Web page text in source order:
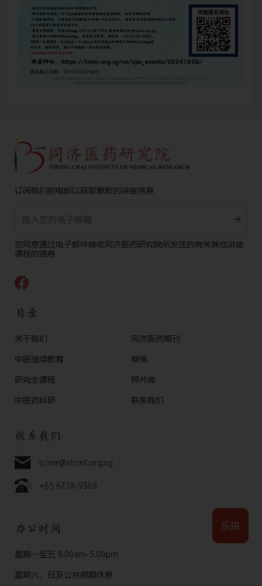
订阅我们的电邮以获取最新的讲座信息
Alternative:
您同意通过电子邮件接收同济医药研究院所发送的有关其他讲座
课程的信息
目录
关于我们
中医继续教育
研究生课程
中医药科研
同济医药期刊
幕捐
照片库
联系我们
联系我们
tcimr@stcmi.org.sg
+65 6738-9569
办公时间
星期一至五 8.00am-5.00pm
星期六、日及公共假期休息
乐捐